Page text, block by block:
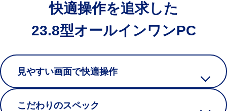
快適操作を追求した
23.8型オールインワンPC
見やすい画面で快適操作
こだわりのスペック